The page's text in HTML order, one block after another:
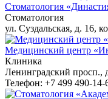
Стоматология
Стоматология
ул. Суздальская, д. 16,
Медицинский центр
Клиника
Ленинградский просп.,
Телефон: +7 499 490-14-